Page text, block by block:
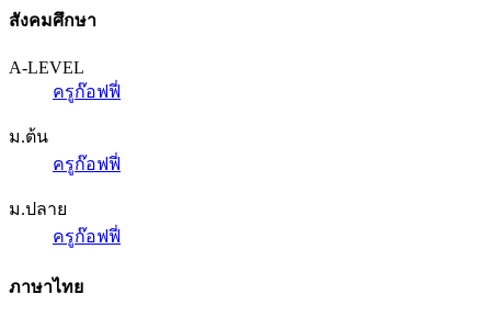
สังคมศึกษา
A-LEVEL
ครูก๊อฟฟี่
ม.ต้น
ครูก๊อฟฟี่
ม.ปลาย
ครูก๊อฟฟี่
ภาษาไทย